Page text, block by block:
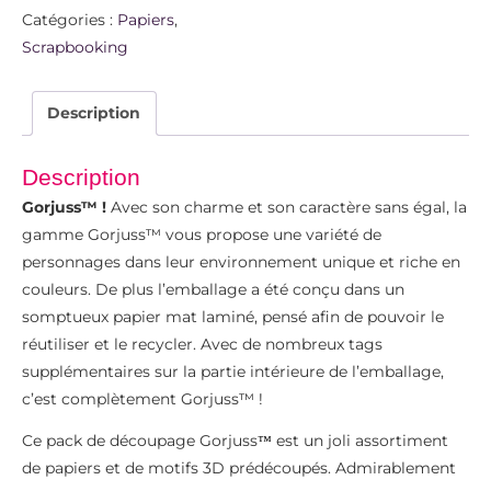
Catégories : Papiers,
Scrapbooking
Description
Description
Gorjuss™ ! Avec son charme et son caractère sans égal, la
gamme Gorjuss™ vous propose une variété de
personnages dans leur environnement unique et riche en
couleurs. De plus l’emballage a été conçu dans un
somptueux papier mat laminé, pensé afin de pouvoir le
réutiliser et le recycler. Avec de nombreux tags
supplémentaires sur la partie intérieure de l’emballage,
c’est complètement Gorjuss™ !
Ce pack de découpage Gorjuss™ est un joli assortiment
de papiers et de motifs 3D prédécoupés. Admirablement